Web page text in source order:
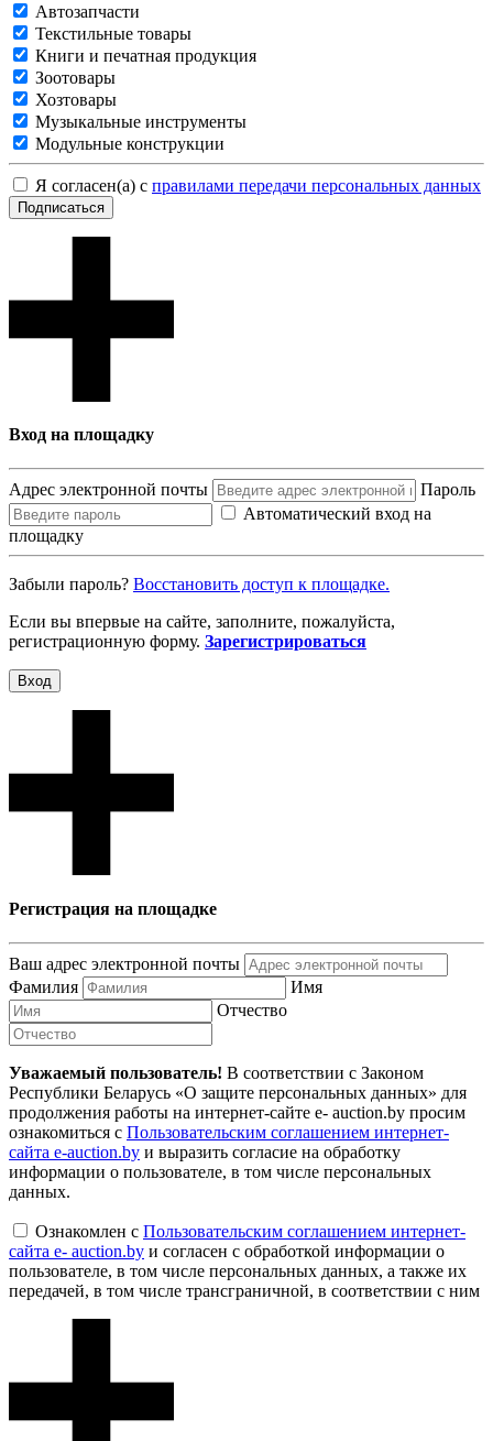
Автозапчасти
Текстильные товары
Книги и печатная продукция
Зоотовары
Хозтовары
Музыкальные инструменты
Модульные конструкции
Я согласен(а) с правилами передачи персональных данных
Подписаться
Вход на площадку
Адрес электронной почты
Пароль
Автоматический вход на
площадку
Забыли пароль? Восcтановить доступ к площадке.
Если вы впервые на сайте, заполните, пожалуйста,
регистрационную форму. Зарегистрироваться
Вход
Регистрация на площадке
Ваш адрес электронной почты
Фамилия
Имя
Отчество
Уважаемый пользователь! В соответствии с Законом
Республики Беларусь «О защите персональных данных» для
продолжения работы на интернет-сайте e- auction.by просим
ознакомиться с Пользовательским соглашением интернет-
сайта e-auction.by и выразить согласие на обработку
информации о пользователе, в том числе персональных
данных.
Ознакомлен с Пользовательским соглашением интернет-
сайта e- auction.by и согласен с обработкой информации о
пользователе, в том числе персональных данных, а также их
передачей, в том числе трансграничной, в соответствии с ним